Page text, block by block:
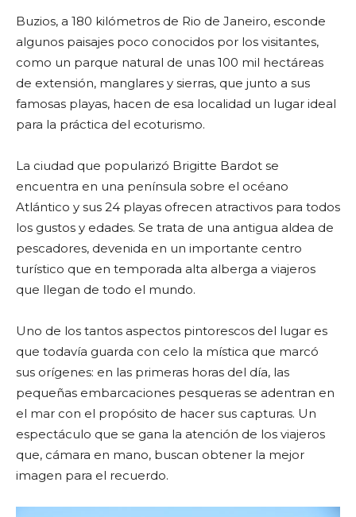
Buzios, a 180 kilómetros de Rio de Janeiro, esconde
algunos paisajes poco conocidos por los visitantes,
como un parque natural de unas 100 mil hectáreas
de extensión, manglares y sierras, que junto a sus
famosas playas, hacen de esa localidad un lugar ideal
para la práctica del ecoturismo.
La ciudad que popularizó Brigitte Bardot se
encuentra en una península sobre el océano
Atlántico y sus 24 playas ofrecen atractivos para todos
los gustos y edades. Se trata de una antigua aldea de
pescadores, devenida en un importante centro
turístico que en temporada alta alberga a viajeros
que llegan de todo el mundo.
Uno de los tantos aspectos pintorescos del lugar es
que todavía guarda con celo la mística que marcó
sus orígenes: en las primeras horas del día, las
pequeñas embarcaciones pesqueras se adentran en
el mar con el propósito de hacer sus capturas. Un
espectáculo que se gana la atención de los viajeros
que, cámara en mano, buscan obtener la mejor
imagen para el recuerdo.